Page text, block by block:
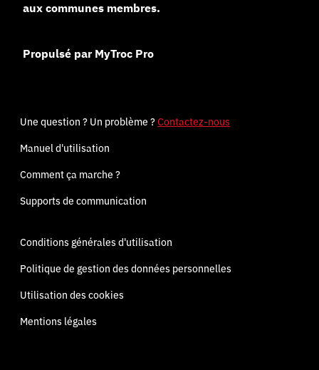
aux communes membres.
Propulsé par MyTroc Pro
Une question ? Un problème ?Contactez-nous
Manuel d'utilisation
Comment ça marche ?
Supports de communication
Conditions générales d'utilisation
Politique de gestion des données personnelles
Utilisation des cookies
Mentions légales